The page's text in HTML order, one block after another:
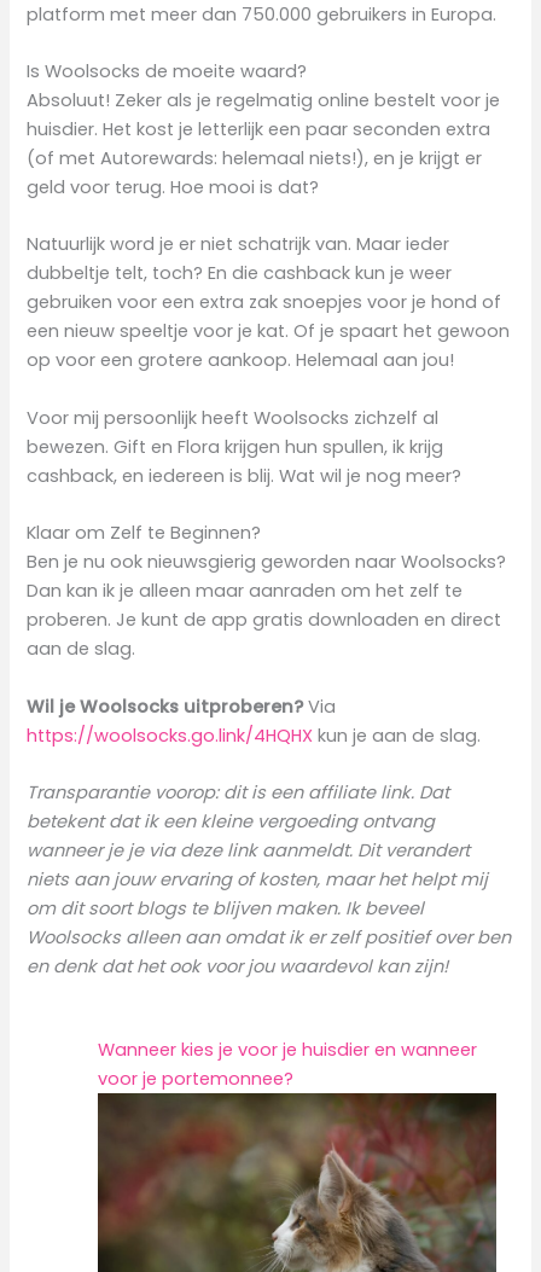
platform met meer dan 750.000 gebruikers in Europa.
Is Woolsocks de moeite waard?
Absoluut! Zeker als je regelmatig online bestelt voor je
huisdier. Het kost je letterlijk een paar seconden extra
(of met Autorewards: helemaal niets!), en je krijgt er
geld voor terug. Hoe mooi is dat?
Natuurlijk word je er niet schatrijk van. Maar ieder
dubbeltje telt, toch? En die cashback kun je weer
gebruiken voor een extra zak snoepjes voor je hond of
een nieuw speeltje voor je kat. Of je spaart het gewoon
op voor een grotere aankoop. Helemaal aan jou!
Voor mij persoonlijk heeft Woolsocks zichzelf al
bewezen. Gift en Flora krijgen hun spullen, ik krijg
cashback, en iedereen is blij. Wat wil je nog meer?
Klaar om Zelf te Beginnen?
Ben je nu ook nieuwsgierig geworden naar Woolsocks?
Dan kan ik je alleen maar aanraden om het zelf te
proberen. Je kunt de app gratis downloaden en direct
aan de slag.
Wil je Woolsocks uitproberen?Via
https://woolsocks.go.link/4HQHXkun je aan de slag.
Transparantie voorop: dit is een affiliate link. Dat
betekent dat ik een kleine vergoeding ontvang
wanneer je je via deze link aanmeldt. Dit verandert
niets aan jouw ervaring of kosten, maar het helpt mij
om dit soort blogs te blijven maken. Ik beveel
Woolsocks alleen aan omdat ik er zelf positief over ben
en denk dat het ook voor jou waardevol kan zijn!
Wanneer kies je voor je huisdier en wanneer
voor je portemonnee?